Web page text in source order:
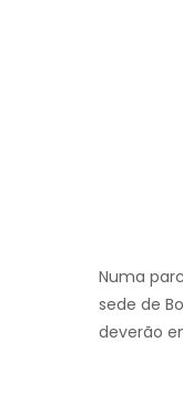
Numa
sede de
deverão